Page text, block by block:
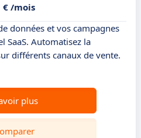
€ /mois
données et vos campagnes
SaaS. Automatisez la
différents canaux de vente.
plus